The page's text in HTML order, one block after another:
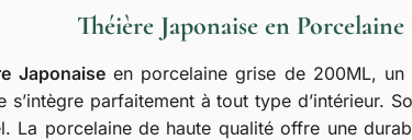
Théière Japonaise en
Japonaiseen porcelaine grise de 200ML, un
s’intègre parfaitement à tout type
La porcelaine de haute qualité offre une